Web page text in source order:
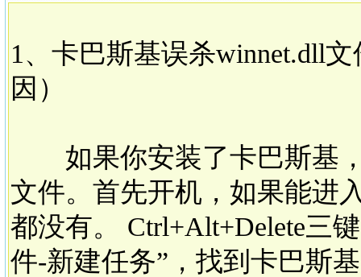
1、卡巴斯基误杀winnet.dll
因）
如果你安装了卡巴斯基，
文件。首先开机，如果能进
都没有。 Ctrl+Alt+Delete三
件-新建任务”，找到卡巴斯